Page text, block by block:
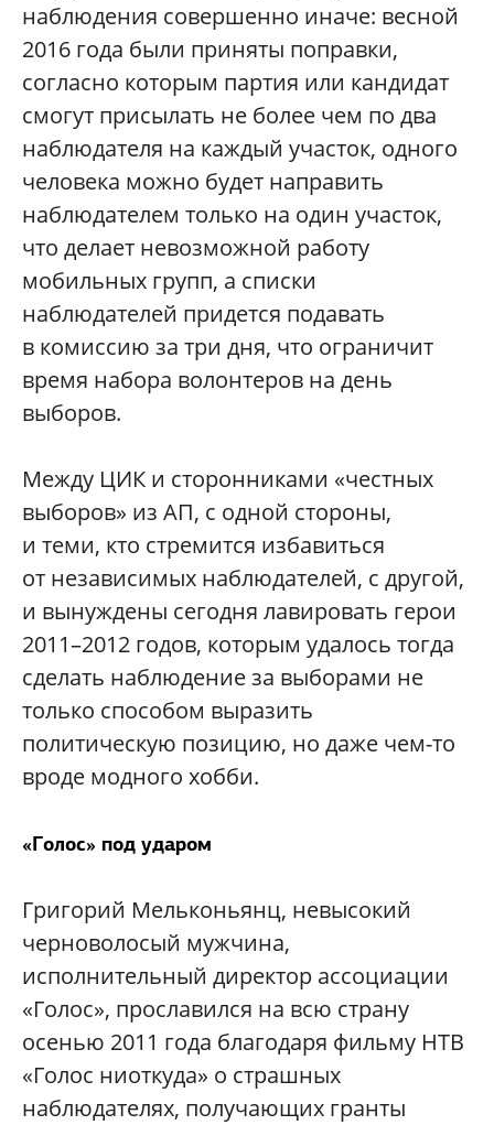
наблюдения совершенно иначе: весной
2016 года были приняты поправки,
согласно которым партия или кандидат
смогут присылать не более чем по два
наблюдателя на каждый участок, одного
человека можно будет направить
наблюдателем только на один участок,
что делает невозможной работу
мобильных групп, а списки
наблюдателей придется подавать
в комиссию за три дня, что ограничит
время набора волонтеров на день
выборов.
Между ЦИК и сторонниками «честных
выборов» из АП, с одной стороны,
и теми, кто стремится избавиться
от независимых наблюдателей, с другой,
и вынуждены сегодня лавировать герои
2011–2012 годов, которым удалось тогда
сделать наблюдение за выборами не
только способом выразить
политическую позицию, но даже чем-то
вроде модного хобби.
«Голос» под ударом
Григорий Мельконьянц, невысокий
черноволосый мужчина,
исполнительный директор ассоциации
«Голос», прославился на всю страну
осенью 2011 года благодаря фильму НТВ
«Голос ниоткуда» о страшных
наблюдателях, получающих гранты